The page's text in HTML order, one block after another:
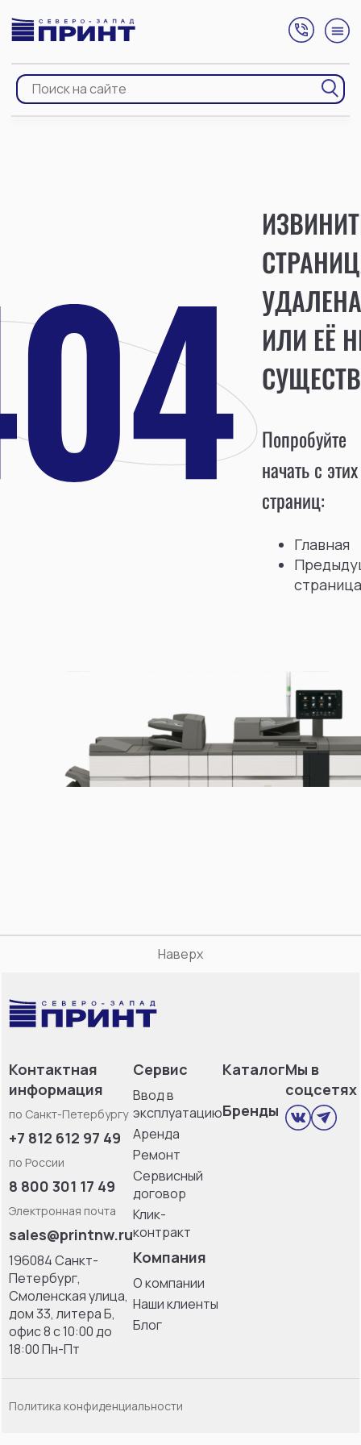
УДАЛЕНА
ИЛИ ЕЁ
Попробуйте
начать с этих
страниц:
Главная
страница
Наверх
Контактная
информация
по Санкт-Петербургу
+7 812 612 97 49
по России
8 800 301 17 49
Электронная почта
sales@printnw.ru
196084 Санкт-
Петербург,
Смоленская улица,
дом 33, литерa Б,
офис 8 с 10:00 до
18:00 Пн-Пт
Сервис
Ввод в
эксплуатацию
Аренда
Ремонт
Сервисный
договор
Клик-
контракт
Компания
О компании
Наши клиенты
Блог
Каталог
Бренды
Мы в
соцсетях
Политика конфиденциальности